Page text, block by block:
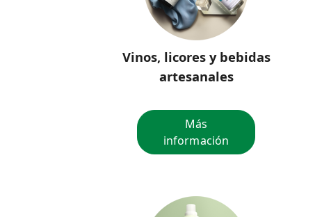
Vinos, licores y bebidas
artesanales
Más
información